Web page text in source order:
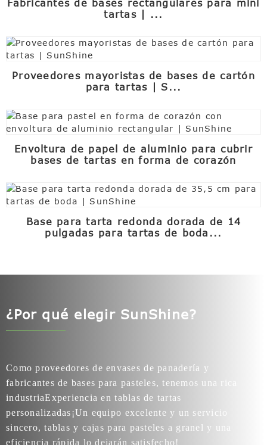
Fabricantes de bases rectangulares para mini
tartas | ...
Proveedores mayoristas de bases de cartón
para tartas | S...
Envoltura de papel de aluminio para cubrir
bases de tartas en forma de corazón
Base para tarta redonda dorada de 14
pulgadas para tartas de boda...
¿Por qué elegir SunShine?
Como proveedores de envases de panadería y
fabricantes de bases para pasteles, tenemos una rica
industriaExperiencia en tablas de tartas
personalizadas ¡Un equipo excelente y un servicio
sincero, tablas y cajas para pasteles a granel y una
eficiencia rápida lo dejarán satisfecho!